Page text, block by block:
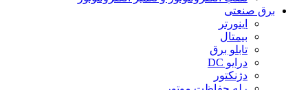
برق صنعتی
اینورتر
بیمتال
تابلو برق
درایو DC
دژنکتور